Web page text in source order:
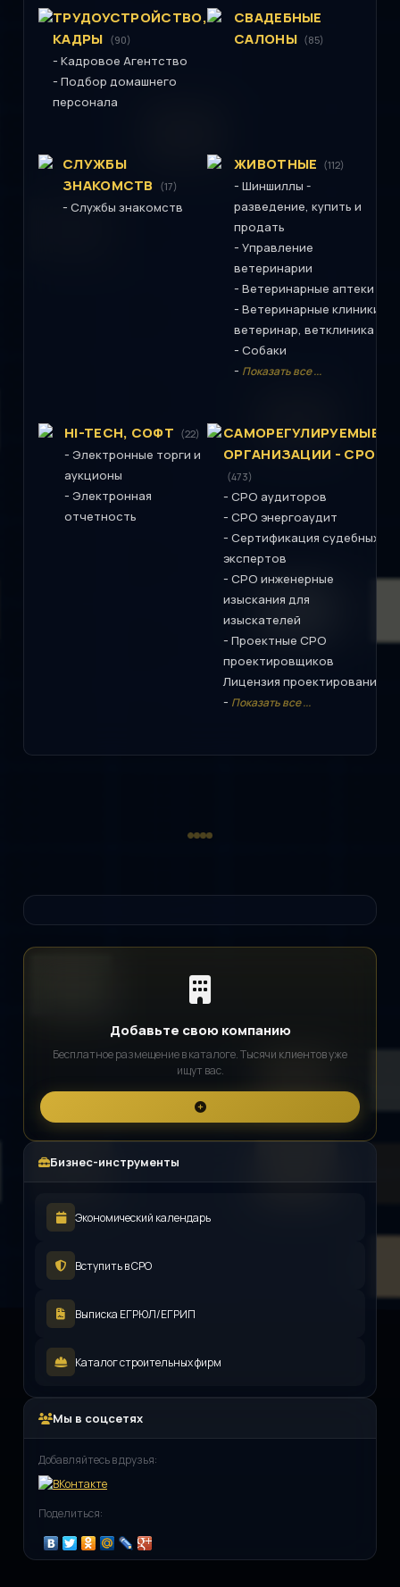
ТРУДОУСТРОЙСТВО,
КАДРЫ (90)
- Кадровое Агентство
- Подбор домашнего
персонала
СВАДЕБНЫЕ
САЛОНЫ (85)
СЛУЖБЫ
ЗНАКОМСТВ
(17)
- Службы знакомств
ЖИВОТНЫЕ (112)
- Шиншиллы -
разведение, купить и
продать
- Управление
ветеринарии
- Ветеринарные аптеки
- Ветеринарные клиники,
ветеринар, ветклиника
- Собаки
- Показать все ...
HI-TECH, СОФТ (22)
- Электронные торги и
аукционы
- Электронная
отчетность
САМОРЕГУЛИРУЕМЫЕ
ОРГАНИЗАЦИИ - СРО
(473)
- СРО аудиторов
- СРО энергоаудит
- Сертификация судебных
экспертов
- СРО инженерные
изыскания для
изыскателей
- Проектные СРО
проектировщиков
Лицензия проектирование
- Показать все ...
Добавьте свою компанию
Бесплатное размещение в каталоге. Тысячи клиентов уже
ищут вас.
Бизнес-инструменты
Экономический календарь
Вступить в СРО
Выписка ЕГРЮЛ/ЕГРИП
Каталог строительных фирм
Мы в соцсетях
Добавляйтесь в друзья:
Поделиться: